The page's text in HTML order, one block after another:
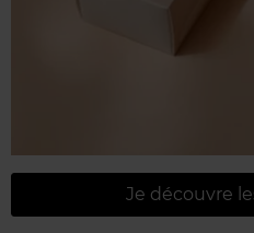
Je découvre